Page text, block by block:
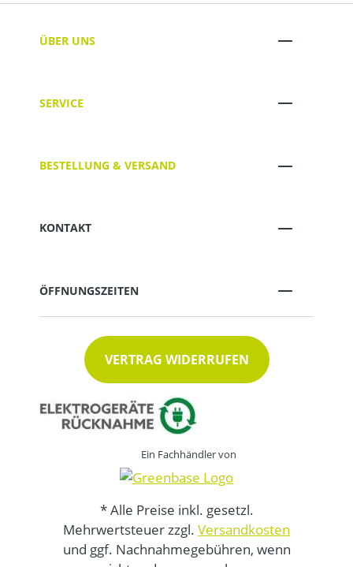
ÜBER UNS
SERVICE
BESTELLUNG & VERSAND
KONTAKT
ÖFFNUNGSZEITEN
VERTRAG WIDERRUFEN
Ein Fachhändler von
* Alle Preise inkl. gesetzl.
Mehrwertsteuer zzgl. Versandkosten
und ggf. Nachnahmegebühren, wenn